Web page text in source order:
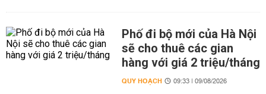
Phố đi bộ mới của Hà Nội
sẽ cho thuê các gian
hàng với giá 2 triệu/tháng
QUY HOẠCH 09:33 | 09/08/2026